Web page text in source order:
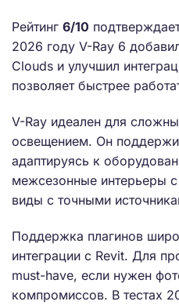
Рейтинг 6/10
2026 году V-Ray 6
Clouds и улучшил
позволяет быстрее
V-Ray идеален для
освещением. Он
адаптируясь к
межсезонные интерьеры
виды с точными
Поддержка плагинов
интеграции с Revit. Для
must-have, если нужен
компромиссов. В тестах